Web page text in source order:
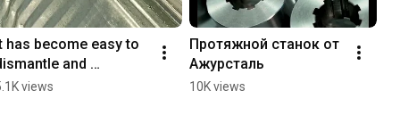
has become easy to
and
the hangar.
views
Протяжной станок от
Ажурсталь
10K views